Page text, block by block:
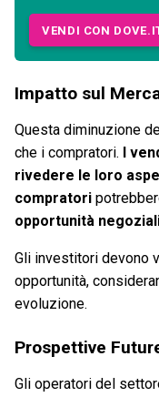
VENDI CON
Impatto sul
Questa diminuzione
che i compratori.
I
rivedere le loro
compratori
opportunità
Gli investitori devono
opportunità,
evoluzione.
Prospettive
Gli operatori del